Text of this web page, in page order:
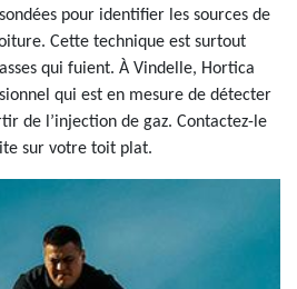
pour identifier les sources de
Cette technique est surtout
qui fuient. À Vindelle, Hortica
qui est en mesure de détecter
de l’injection de gaz. Contactez-le
sur votre toit plat.